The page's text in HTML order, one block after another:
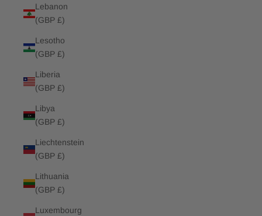
Lebanon
(GBP £)
Lesotho
(GBP £)
Liberia
(GBP £)
Libya
(GBP £)
Liechtenstein
(GBP £)
Lithuania
(GBP £)
Luxembourg